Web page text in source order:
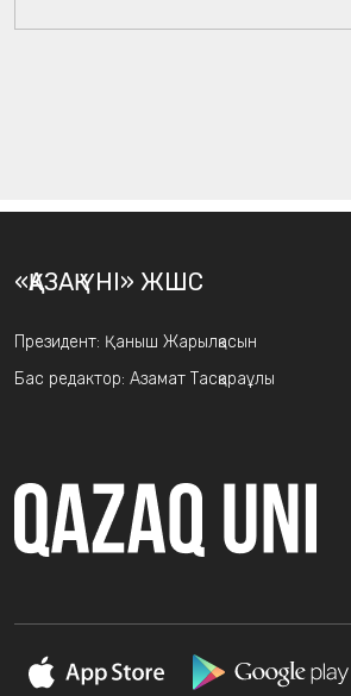
«ҚАЗАҚ ҮНІ» ЖШС
Президент: Қаныш Жарылқасын
Бас редактор: Азамат Тасқараұлы